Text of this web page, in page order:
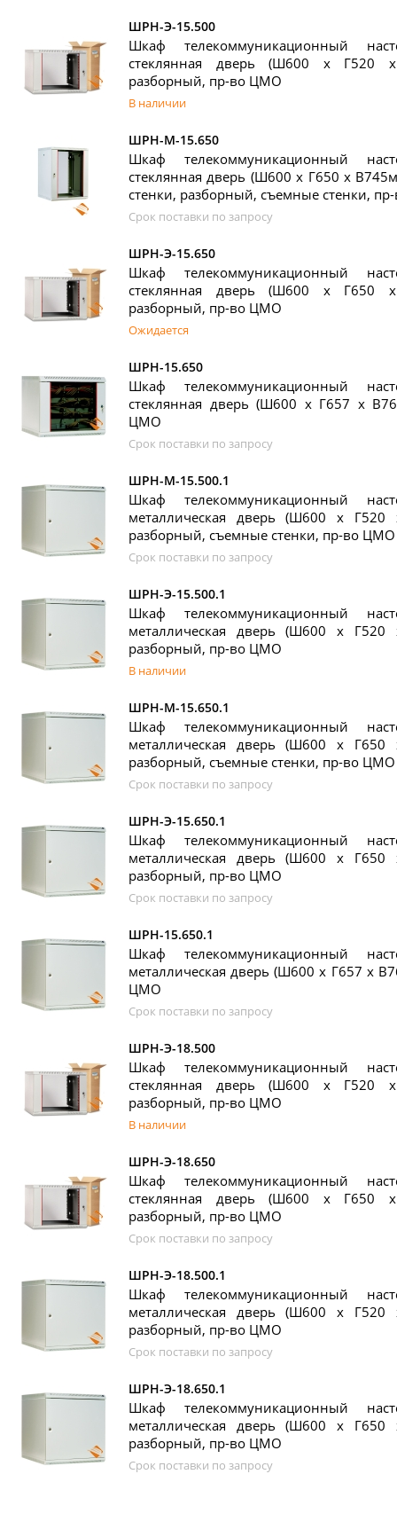
ШРН-Э-15.500
Шкаф телекоммуникационный
стеклянная дверь (Ш600 х Г520
разборный, пр-во ЦМО
В наличии
ШРН-М-15.650
Шкаф телекоммуникационный
стеклянная дверь (Ш600 х Г650 х
стенки, разборный, съемные стенки,
Срок поставки по запросу
ШРН-Э-15.650
Шкаф телекоммуникационный
стеклянная дверь (Ш600 х Г650
разборный, пр-во ЦМО
Ожидается
ШРН-15.650
Шкаф телекоммуникационный
стеклянная дверь (Ш600 х Г657 х
ЦМО
Срок поставки по запросу
ШРН-М-15.500.1
Шкаф телекоммуникационный
металлическая дверь (Ш600 х
разборный, съемные стенки, пр-во ЦМО
Срок поставки по запросу
ШРН-Э-15.500.1
Шкаф телекоммуникационный
металлическая дверь (Ш600 х
разборный, пр-во ЦМО
В наличии
ШРН-М-15.650.1
Шкаф телекоммуникационный
металлическая дверь (Ш600 х
разборный, съемные стенки, пр-во ЦМО
Срок поставки по запросу
ШРН-Э-15.650.1
Шкаф телекоммуникационный
металлическая дверь (Ш600 х
разборный, пр-во ЦМО
Срок поставки по запросу
ШРН-15.650.1
Шкаф телекоммуникационный
металлическая дверь (Ш600 х Г657 х
ЦМО
Срок поставки по запросу
ШРН-Э-18.500
Шкаф телекоммуникационный
стеклянная дверь (Ш600 х Г520
разборный, пр-во ЦМО
В наличии
ШРН-Э-18.650
Шкаф телекоммуникационный
стеклянная дверь (Ш600 х Г650
разборный, пр-во ЦМО
Срок поставки по запросу
ШРН-Э-18.500.1
Шкаф телекоммуникационный
металлическая дверь (Ш600 х
разборный, пр-во ЦМО
Срок поставки по запросу
ШРН-Э-18.650.1
Шкаф телекоммуникационный
металлическая дверь (Ш600 х
разборный, пр-во ЦМО
Срок поставки по запросу